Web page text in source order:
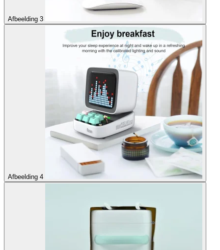
Afbeelding 3
Afbeelding 4